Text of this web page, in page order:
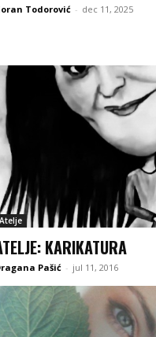
Todorović - dec 11, 2025
Atelje
KARIKATURA
Pašić - jul 11, 2016